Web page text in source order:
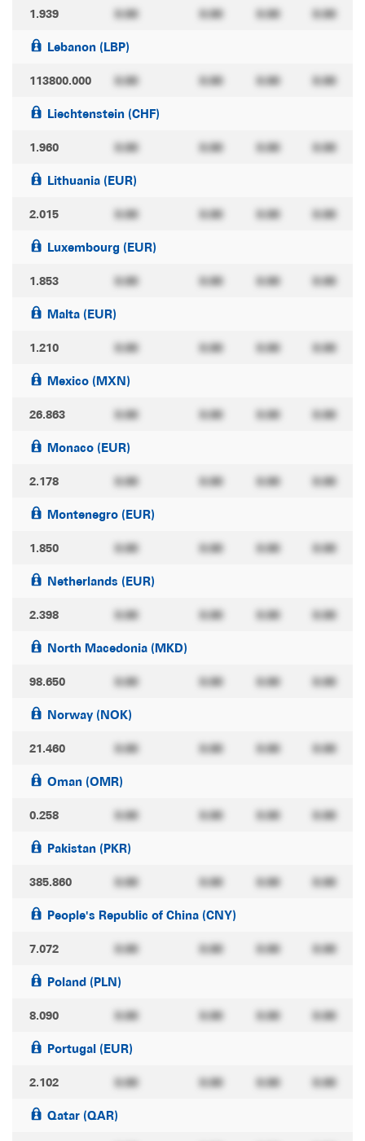
1.939 0.00 0.00 0.00 0.00
Lebanon (LBP)
113800.000 0.00 0.00 0.00 0.00
Liechtenstein (CHF)
1.960 0.00 0.00 0.00 0.00
Lithuania (EUR)
2.015 0.00 0.00 0.00 0.00
Luxembourg (EUR)
1.853 0.00 0.00 0.00 0.00
Malta (EUR)
1.210 0.00 0.00 0.00 0.00
Mexico (MXN)
26.863 0.00 0.00 0.00 0.00
Monaco (EUR)
2.178 0.00 0.00 0.00 0.00
Montenegro (EUR)
1.850 0.00 0.00 0.00 0.00
Netherlands (EUR)
2.398 0.00 0.00 0.00 0.00
North Macedonia (MKD)
98.650 0.00 0.00 0.00 0.00
Norway (NOK)
21.460 0.00 0.00 0.00 0.00
Oman (OMR)
0.258 0.00 0.00 0.00 0.00
Pakistan (PKR)
385.860 0.00 0.00 0.00 0.00
People's Republic of China (CNY)
7.072 0.00 0.00 0.00 0.00
Poland (PLN)
8.090 0.00 0.00 0.00 0.00
Portugal (EUR)
2.102 0.00 0.00 0.00 0.00
Qatar (QAR)